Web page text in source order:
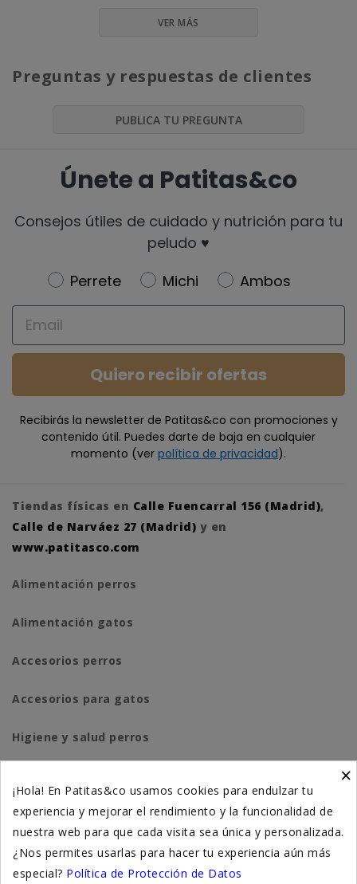
VER MÁS
Preguntas y respuestas de clientes
PUBLICA TU PREGUNTA
Únete a Patitas&co
Consejos útiles de cuidado y nutrición para tu
peludo ♥️
Newsletter
Perrete Michi
Ambos
Email
Quiero recibir ofertas
Recibirás la newsletter de Patitas&co con promociones y
contenido útil. Puedes darte de baja en cualquier
momento (ver política de privacidad).
Tiendas físicas en Calle Fuencarral 156 (Madrid),
Calle de Narváez 27 (Madrid) y en
www.patitasco.com
Alimentación perros
Alimentación gatos
Accesorios perros
Accesorios para gatos
Higiene y salud perros
Suplementación natural
Otros
×
¡Hola! En Patitas&co usamos cookies para endulzar tu
experiencia y mejorar el rendimiento y la funcionalidad de
nuestra web para que cada visita sea única y personalizada.
¿Nos permites usarlas para hacer tu experiencia aún más
especial? Política de Protección de Datos